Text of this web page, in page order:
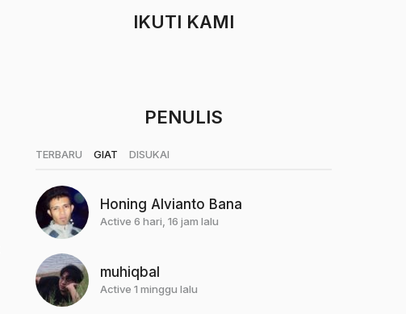
IKUTI KAMI
PENULIS
TERBARU GIAT DISUKAI
Honing Alvianto Bana
Active 6 hari, 16 jam lalu
muhiqbal
Active 1 minggu lalu